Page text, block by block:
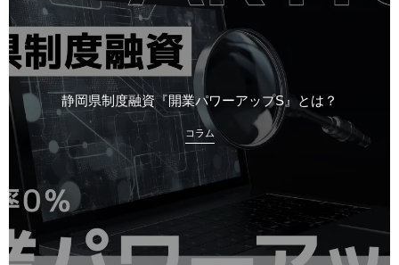
静岡県制度融資『開業パワーアップS』とは？
コラム